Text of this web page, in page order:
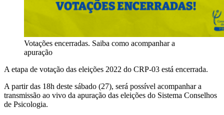
Votações encerradas. Saiba como acompanhar a
apuração
A etapa de votação das eleições 2022 do CRP-03 está encerrada.
A partir das 18h deste sábado (27), será possível acompanhar a
transmissão ao vivo da apuração das eleições do Sistema Conselhos
de Psicologia.